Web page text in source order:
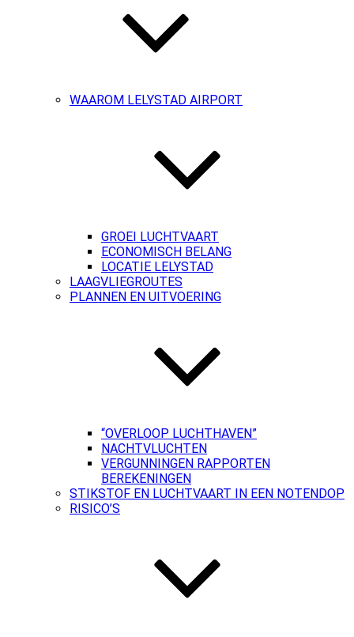
WAAROM LELYSTAD AIRPORT
GROEI LUCHTVAART
ECONOMISCH BELANG
LOCATIE LELYSTAD
LAAGVLIEGROUTES
PLANNEN EN UITVOERING
“OVERLOOP LUCHTHAVEN”
NACHTVLUCHTEN
VERGUNNINGEN RAPPORTEN
BEREKENINGEN
STIKSTOF EN LUCHTVAART IN EEN NOTENDOP
RISICO’S